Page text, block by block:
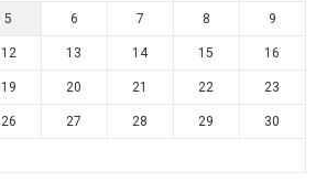
5 6 7 8 9
12 13 14 15 16
19 20 21 22 23
26 27 28 29 30